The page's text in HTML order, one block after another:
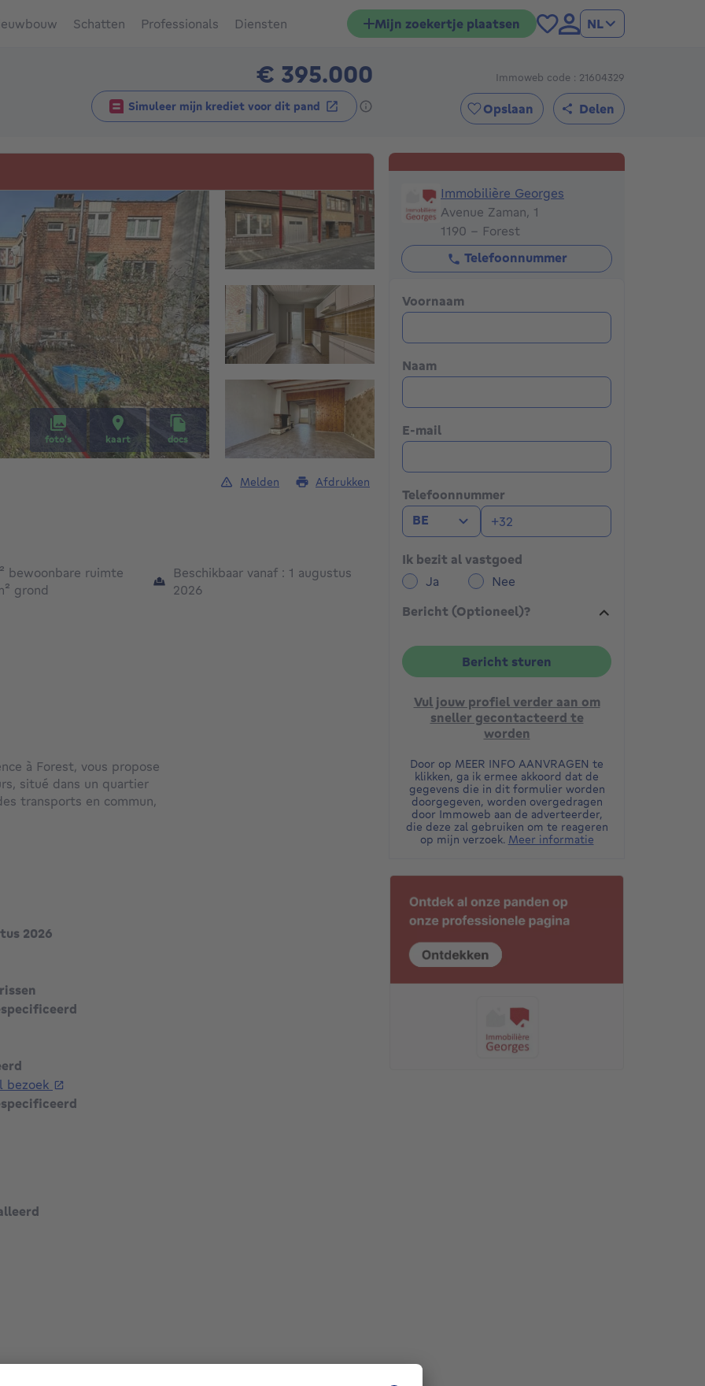
Schatten Professionals Diensten Mijn zoekertje plaatsen NL
€ 395.000395000€
Simuleer mijn krediet voor dit pand
Immoweb code : 21604329
Opslaan Delen
foto's kaart docs
Immobilière Georges
Immobilière Georges
Avenue Zaman, 1
1190 - Forest
Telefoonnummer
Voornaam
Naam
E-mail
Telefoonnummer
BE
Ik bezit al vastgoed
Ja
Nee
Bericht (Optioneel)?
Bericht sturen
Vul jouw profiel verder aan om
sneller gecontacteerd te
worden
Door op MEER INFO AANVRAGEN te
klikken, ga ik ermee akkoord dat de
gegevens die in dit formulier worden
doorgegeven, worden overgedragen
door Immoweb aan de adverteerder,
die deze zal gebruiken om te reageren
op mijn verzoek. Meer informatie
Melden Afdrukken
vierkante meters
bewoonbare ruimte
vierkante meters
grond
Beschikbaar vanaf : 1 augustus
2026
à Forest, vous propose
situé dans un quartier
transports en commun,
urbanistiques reçus, le
espace de vie avec
bains et chambre.
(voir division sur les
show/?
au 02/343.46.95 ou
2026
bezoek